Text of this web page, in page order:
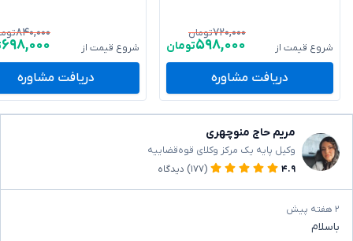
شروع قیمت از
۷۲۰,۰۰۰تومان
۵۹۸,۰۰۰تومان
دریافت مشاوره
شروع قیمت از
۸۴۰,۰۰۰
۶۹۸,۰۰۰
دریافت مشاوره
مریم حاج منوچهری
وکیل پایه یک مرکز وکلای قوه‌قضاییه
۴.۹
(۱۷۷) دیدگاه
۲ هفته پیش
باسلام